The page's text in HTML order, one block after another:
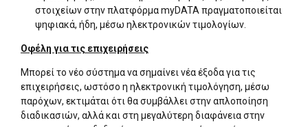
στοιχείων στην πλατφόρμα myDATA πραγματοποιείται
ψηφιακά, ήδη, μέσω ηλεκτρονικών τιμολογίων.
Οφέλη για τις επιχειρήσεις
Μπορεί το νέο σύστημα να σημαίνει νέα έξοδα για τις
επιχειρήσεις, ωστόσο η ηλεκτρονική τιμολόγηση, μέσω
παρόχων, εκτιμάται ότι θα συμβάλλει στην απλοποίηση
διαδικασιών, αλλά και στη μεγαλύτερη διαφάνεια στην